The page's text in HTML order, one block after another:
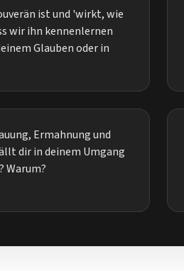
ist und 'wirkt, wie
wir ihn kennenlernen
Glauben oder in
Ermahnung und
dir in deinem Umgang
Warum?